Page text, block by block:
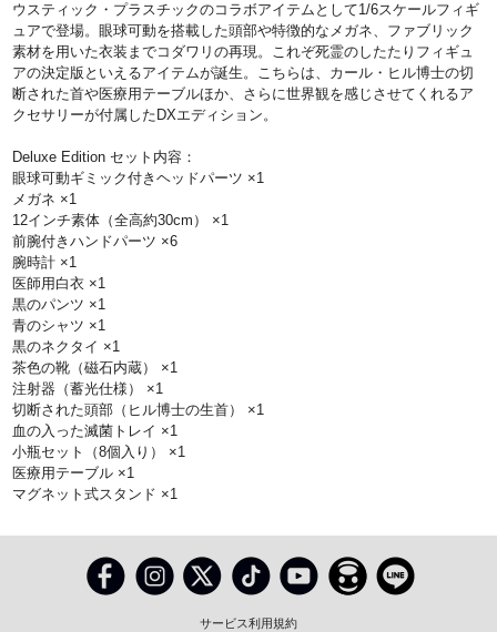
ウスティック・プラスチックのコラボアイテムとして1/6スケールフィギ
ュアで登場。眼球可動を搭載した頭部や特徴的なメガネ、ファブリック
素材を用いた衣装までコダワリの再現。これぞ死霊のしたたりフィギュ
アの決定版といえるアイテムが誕生。こちらは、カール・ヒル博士の切
断された首や医療用テーブルほか、さらに世界観を感じさせてくれるア
クセサリーが付属したDXエディション。
Deluxe Edition セット内容：
眼球可動ギミック付きヘッドパーツ ×1
メガネ ×1
12インチ素体（全高約30cm） ×1
前腕付きハンドパーツ ×6
腕時計 ×1
医師用白衣 ×1
黒のパンツ ×1
青のシャツ ×1
黒のネクタイ ×1
茶色の靴（磁石内蔵） ×1
注射器（蓄光仕様） ×1
切断された頭部（ヒル博士の生首） ×1
血の入った滅菌トレイ ×1
小瓶セット（8個入り） ×1
医療用テーブル ×1
マグネット式スタンド ×1
サービス利用規約